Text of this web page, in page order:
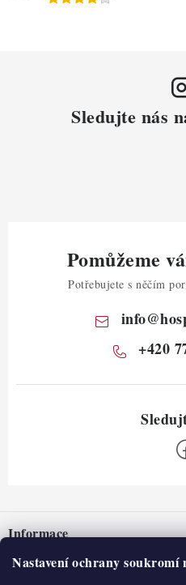
Nastavení ochrany soukromí
Sledujte nás
Pomůžeme
Potřebujete s něčím
info@
+420
pInformace
Nepřevzetí zásilky na dobírku
O nás